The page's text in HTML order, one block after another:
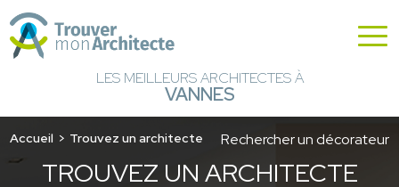
LES MEILLEURS ARCHITECTES À
VANNES
Accueil Trouvez un architecte Rechercher un décorateur
TROUVEZ UN ARCHITECTE